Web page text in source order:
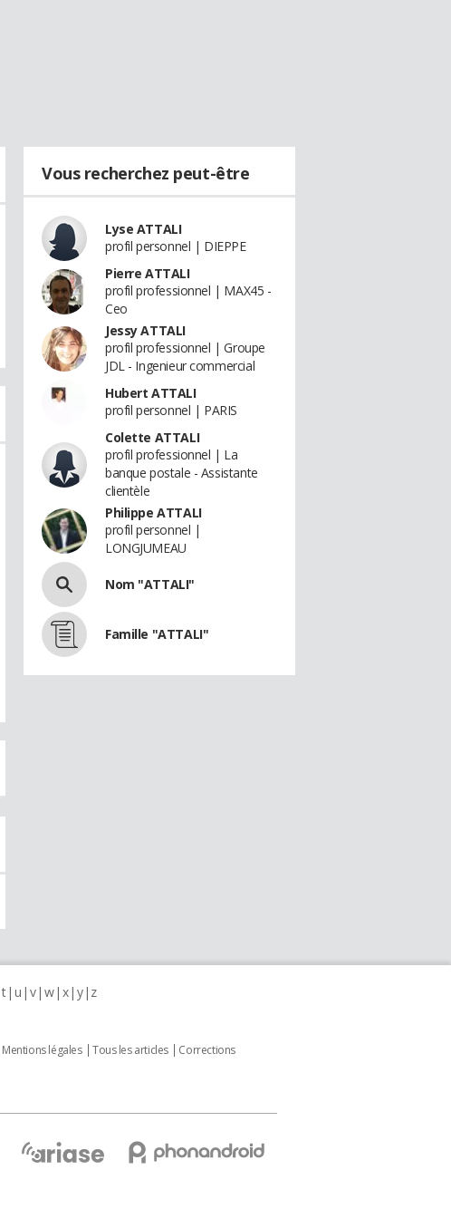
Vous recherchez peut-être
Lyse ATTALI
profil personnel | DIEPPE
Pierre ATTALI
profil professionnel | MAX45 -
Ceo
Jessy ATTALI
profil professionnel | Groupe
JDL - Ingenieur commercial
Hubert ATTALI
profil personnel | PARIS
Colette ATTALI
profil professionnel | La
banque postale - Assistante
clientèle
Philippe ATTALI
profil personnel |
LONGJUMEAU
Nom "ATTALI"
Famille "ATTALI"
t u v w x y z
Mentions légales Tous les articles
Corrections